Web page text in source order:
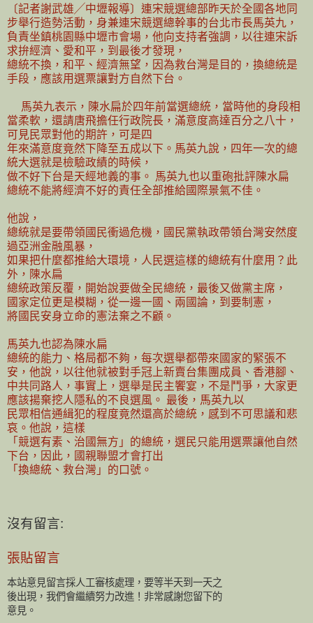
〔記者謝武雄╱中壢報導〕連宋競選總部昨天於全國各地同
步舉行造勢活動，身兼連宋競選總幹事的台北市長馬英九，
負責坐鎮桃園縣中壢市會場，他向支持者強調，以往連宋訴
求拚經濟、愛和平，到最後才發現，
總統不換，和平、經濟無望，因為救台灣是目的，換總統是
手段，應該用選票讓對方自然下台。
馬英九表示，陳水扁於四年前當選總統，當時他的身段相
當柔軟，還請唐飛擔任行政院長，滿意度高達百分之八十，
可見民眾對他的期許，可是四
年來滿意度竟然下降至五成以下。馬英九說，四年一次的總
統大選就是檢驗政績的時候，
做不好下台是天經地義的事。 馬英九也以重砲批評陳水扁
總統不能將經濟不好的責任全部推給國際景氣不佳。
他說，
總統就是要帶領國民衝過危機，國民黨執政帶領台灣安然度
過亞洲金融風暴，
如果把什麼都推給大環境，人民選這樣的總統有什麼用？此
外，陳水扁
總統政策反覆，開始說要做全民總統，最後又做黨主席，
國家定位更是模糊，從一邊一國、兩國論，到要制憲，
將國民安身立命的憲法棄之不顧。
馬英九也認為陳水扁
總統的能力、格局都不夠，每次選舉都帶來國家的緊張不
安，他說，以往他就被對手冠上新賣台集團成員、香港腳、
中共同路人，事實上，選舉是民主饗宴，不是鬥爭，大家更
應該揚棄挖人隱私的不良選風。 最後，馬英九以
民眾相信通緝犯的程度竟然還高於總統，感到不可思議和悲
哀。他說，這樣
「競選有素、治國無方」的總統，選民只能用選票讓他自然
下台，因此，國親聯盟才會打出
「換總統、救台灣」的口號。
沒有留言:
張貼留言
本站意見留言採人工審核處理，要等半天到一天之
後出現，我們會繼續努力改進！非常感謝您留下的
意見。